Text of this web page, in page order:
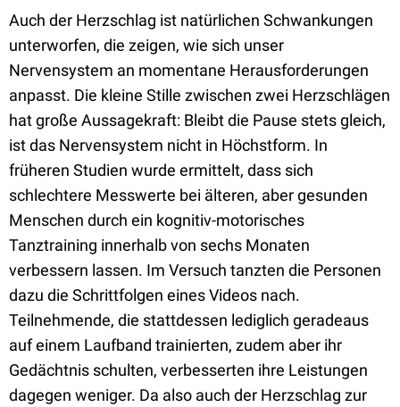
Auch der Herzschlag ist natürlichen Schwankungen
unterworfen, die zeigen, wie sich unser
Nervensystem an momentane Herausforderungen
anpasst. Die kleine Stille zwischen zwei Herzschlägen
hat große Aussagekraft: Bleibt die Pause stets gleich,
ist das Nervensystem nicht in Höchstform. In
früheren Studien wurde ermittelt, dass sich
schlechtere Messwerte bei älteren, aber gesunden
Menschen durch ein kognitiv-motorisches
Tanztraining innerhalb von sechs Monaten
verbessern lassen. Im Versuch tanzten die Personen
dazu die Schrittfolgen eines Videos nach.
Teilnehmende, die stattdessen lediglich geradeaus
auf einem Laufband trainierten, zudem aber ihr
Gedächtnis schulten, verbesserten ihre Leistungen
dagegen weniger. Da also auch der Herzschlag zur